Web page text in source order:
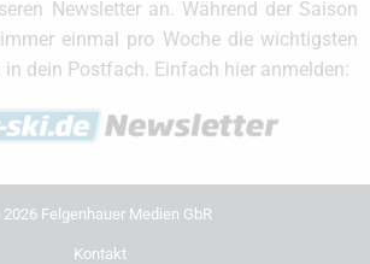
Newsletter an. Während der Saison
einmal pro Woche die wichtigsten
in dein Postfach. Einfach hier anmelden:
Felgenhauer Medien GbR
Kontakt